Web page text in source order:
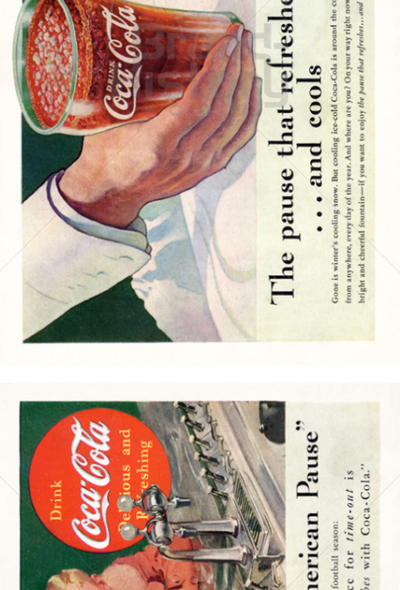
Coca-Cola Coca-Cola GmbH 1937